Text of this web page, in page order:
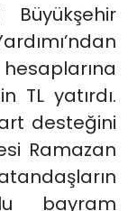
TL yatırdı.
desteğini
Ramazan
bayram